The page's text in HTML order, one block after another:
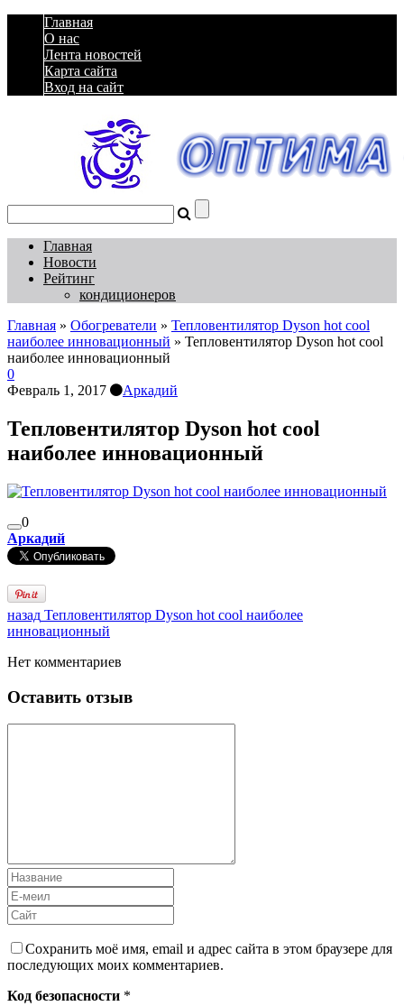
Главная
О нас
Лента новостей
Карта сайта
Вход на сайт
Главная
Новости
Рейтинг
кондиционеров
Главная » Обогреватели » Тепловентилятор Dyson hot cool
наиболее инновационный » Тепловентилятор Dyson hot cool
наиболее инновационный
0
Февраль 1, 2017
Аркадий
Тепловентилятор Dyson hot cool
наиболее инновационный
0
Аркадий
назад Тепловентилятор Dyson hot cool наиболее
инновационный
Нет комментариев
Оставить отзыв
Сохранить моё имя, email и адрес сайта в этом браузере для
последующих моих комментариев.
Код безопасности *